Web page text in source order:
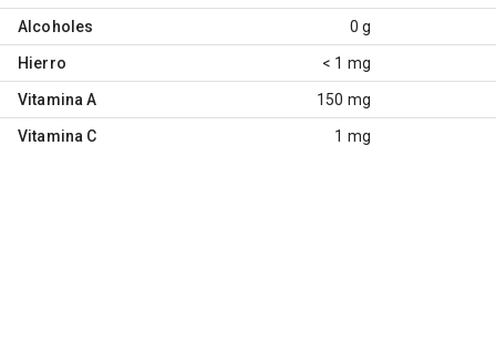
Alcoholes 0 g
Hierro < 1 mg
Vitamina A 150 mg
Vitamina C 1 mg